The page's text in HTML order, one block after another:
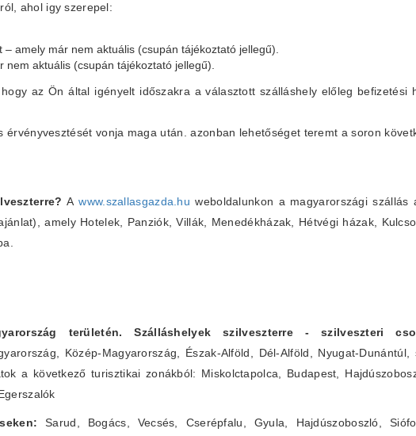
ahol igy szerepel:
amely már nem aktuális (csupán tájékoztató jellegű).
nem aktuális (csupán tájékoztató jellegű).
az Ön által igényelt időszakra a választott szálláshely előleg befizetési
vonja maga után. azonban lehetőséget teremt a soron
Awww.szallasgazda.hu weboldalunkon a magyarországi szállás
amely Hotelek, Panziók, Villák, Menedékházak, Hétvégi házak,
területén. Szálláshelyek szilveszterre - szilveszteri
Közép-Magyarország, Észak-Alföld, Dél-Alföld, Nyugat-Dunántúl,
a következő turisztikai zonákból: Miskolctapolca, Budapest,
Sarud, Bogács, Vecsés, Cserépfalu, Gyula, Hajdúszoboszló,